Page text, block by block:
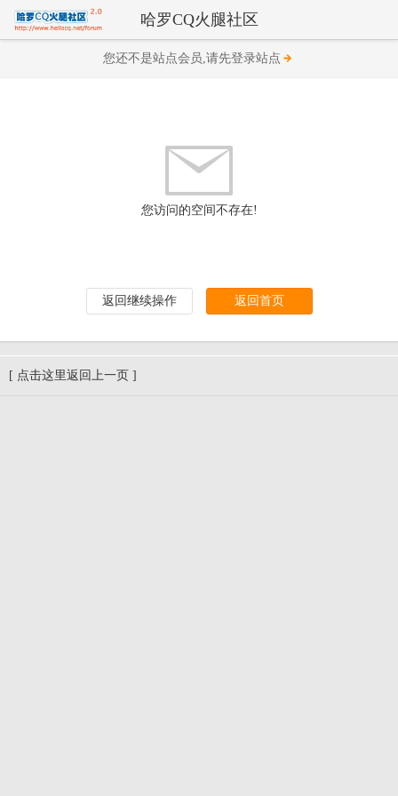
哈罗CQ火腿社区
您还不是站点会员,请先登录站点
您访问的空间不存在!
返回继续操作 返回首页
[ 点击这里返回上一页 ]